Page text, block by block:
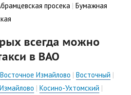
просека | Бумажная
всегда можно
в ВАО
Восточное Измайлово | Восточный |
Измайлово | Косино-Ухтомский |